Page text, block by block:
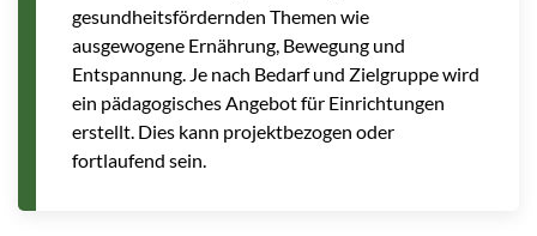
gesundheitsfördernden Themen wie
ausgewogene Ernährung, Bewegung und
Entspannung. Je nach Bedarf und Zielgruppe wird
ein pädagogisches Angebot für Einrichtungen
erstellt. Dies kann projektbezogen oder
fortlaufend sein.